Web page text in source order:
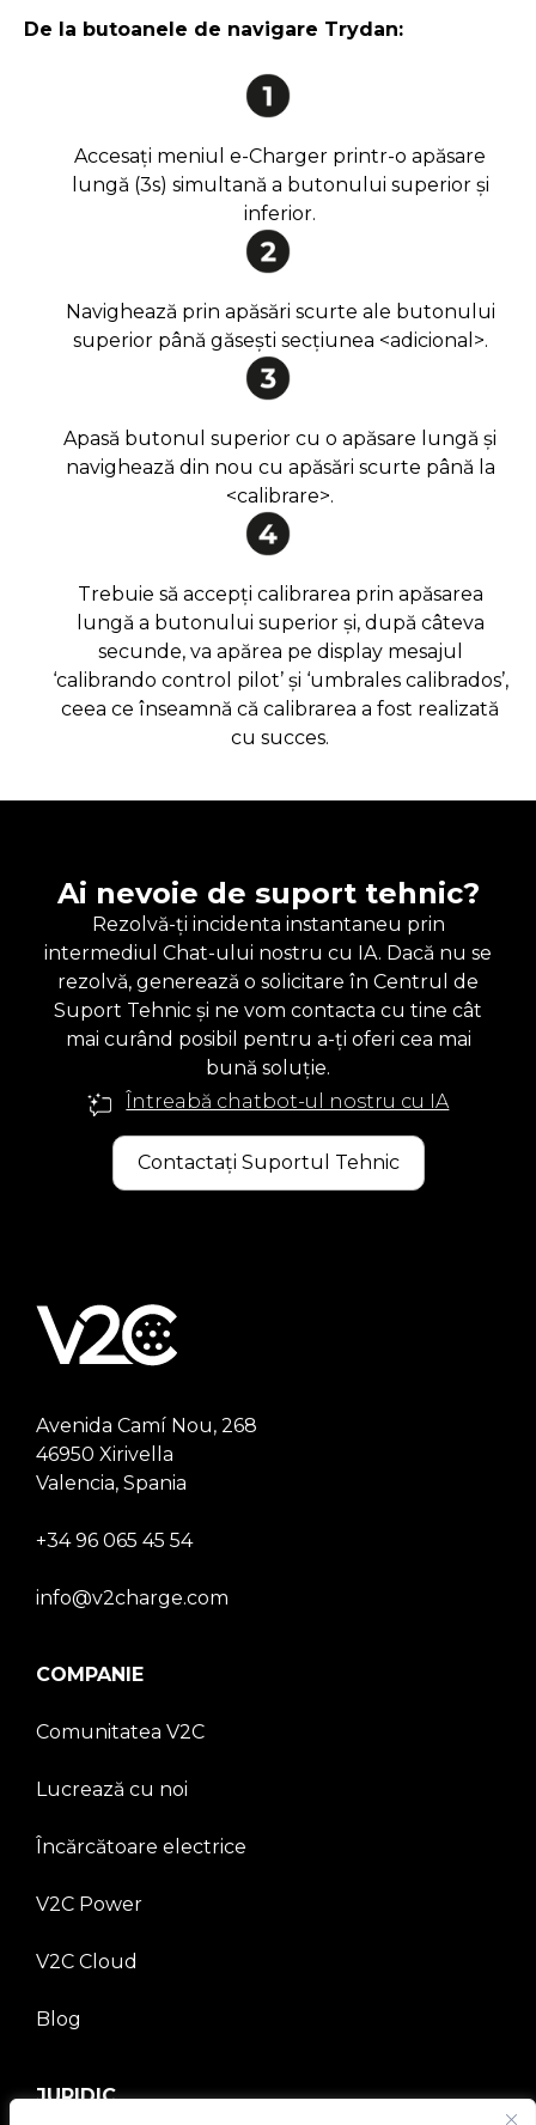
De la butoanele de navigare Trydan:
Accesați meniul e-Charger printr-o apăsare
lungă (3s) simultană a butonului superior și
inferior.
Navighează prin apăsări scurte ale butonului
superior până găsești secțiunea <adicional>.
Apasă butonul superior cu o apăsare lungă și
navighează din nou cu apăsări scurte până la
<calibrare>.
Trebuie să accepți calibrarea prin apăsarea
lungă a butonului superior și, după câteva
secunde, va apărea pe display mesajul
‘calibrando control pilot’ și ‘umbrales calibrados’,
ceea ce înseamnă că calibrarea a fost realizată
cu succes.
Ai nevoie de suport tehnic?
Rezolvă-ți incidenta instantaneu prin
intermediul Chat-ului nostru cu IA. Dacă nu se
rezolvă, generează o solicitare în Centrul de
Suport Tehnic și ne vom contacta cu tine cât
mai curând posibil pentru a-ți oferi cea mai
bună soluție.
Întreabă chatbot-ul nostru cu IA
Contactați Suportul Tehnic
Avenida Camí Nou, 268
46950 Xirivella
Valencia, Spania
+34 96 065 45 54
info@v2charge.com
COMPANIE
Comunitatea V2C
Lucrează cu noi
Încărcătoare electrice
V2C Power
V2C Cloud
Blog
JURIDIC